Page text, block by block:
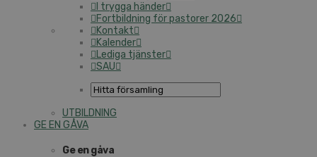
I trygga händer
Fortbildning för pastorer 2026
Kontakt
Kalender
Lediga tjänster
SAU
UTBILDNING
GE EN GÅVA
Ge en gåva